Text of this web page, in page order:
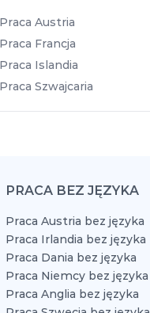
Praca Austria
Praca Francja
Praca Islandia
Praca Szwajcaria
PRACA BEZ JĘZYKA
Praca Austria bez języka
Praca Irlandia bez języka
Praca Dania bez języka
Praca Niemcy bez języka
Praca Anglia bez języka